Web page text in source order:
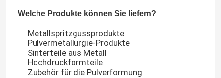
Welche Produkte können Sie liefern?
Metallspritzgussprodukte
Pulvermetallurgie-Produkte
Sinterteile aus Metall
Hochdruckformteile
Zubehör für die Pulverformung